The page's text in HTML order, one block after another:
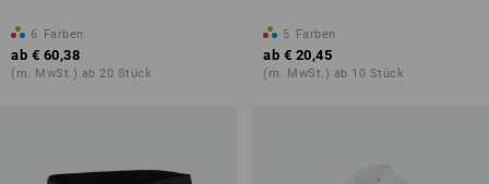
6 Farben
ab € 60,38
(m. MwSt.) ab 20 Stück
5 Farben
ab € 20,45
(m. MwSt.) ab 10 Stück